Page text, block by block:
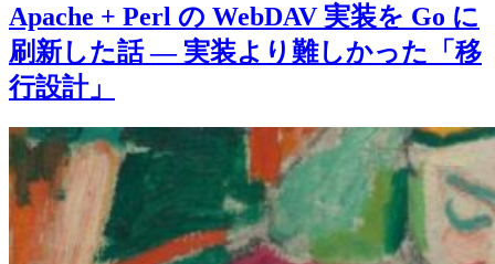
Apache + Perl の WebDAV 実装を Go に
刷新した話 — 実装より難しかった「移
行設計」